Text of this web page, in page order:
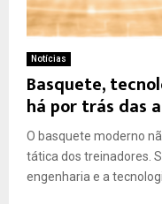
Notícias
Basquete,
há por trás das
O basquete moderno
tática dos treinadores.
engenharia e a